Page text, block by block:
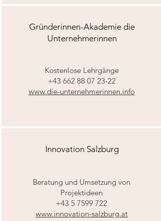
Gründerinnen-Akademie die
Unternehmerinnen
Kostenlose Lehrgänge
+43 662 88 07 23-22
www.die-unternehmerinnen.info
Innovation Salzburg
Beratung und Umsetzung von
Projektideen
+43 5 7599 722
www.innovation-salzburg.at